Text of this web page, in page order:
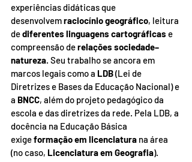
experiências didáticas que
desenvolvem raciocínio geográfico, leitura
de diferentes linguagens cartográficas e
compreensão de relações sociedade–
natureza. Seu trabalho se ancora em
marcos legais como a LDB (Lei de
Diretrizes e Bases da Educação Nacional) e
a BNCC, além do projeto pedagógico da
escola e das diretrizes da rede. Pela LDB, a
docência na Educação Básica
exige formação em licenciatura na área
(no caso, Licenciatura em Geografia).